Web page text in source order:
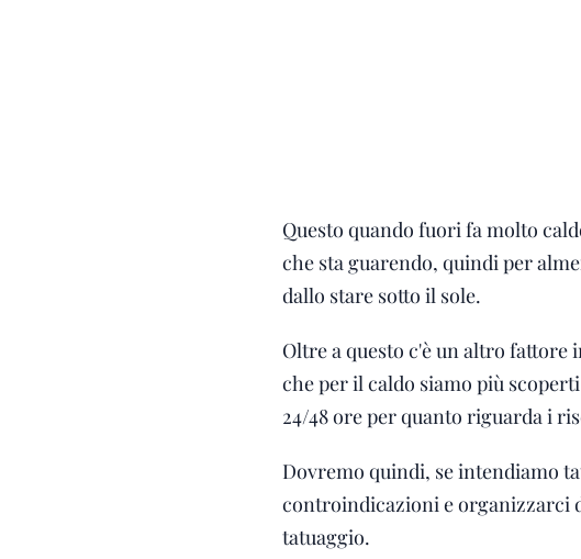
Questo quando fuori fa molto
che sta guarendo, quindi per
dallo stare sotto il sole.
Oltre a questo c'è un altro
che per il caldo siamo più
24/48 ore per quanto riguarda i
Dovremo quindi, se intendiamo
controindicazioni e organizzarci
tatuaggio.